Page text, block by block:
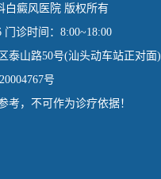
白癜风医院 版权所有
门诊时间：8:00~18:00
泰山路50号(汕头动车站正对面)
号
考，不可作为诊疗依据！